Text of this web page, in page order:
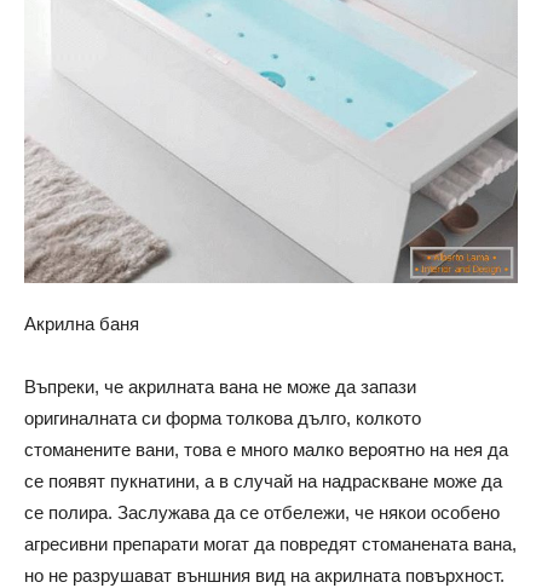
Акрилна баня
Въпреки, че акрилната вана не може да запази
оригиналната си форма толкова дълго, колкото
стоманените вани, това е много малко вероятно на нея да
се появят пукнатини, а в случай на надраскване може да
се полира. Заслужава да се отбележи, че някои особено
агресивни препарати могат да повредят стоманената вана,
но не разрушават външния вид на акрилната повърхност.